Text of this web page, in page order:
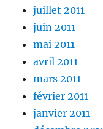
juillet 2011
juin 2011
mai 2011
avril 2011
mars 2011
février 2011
janvier 2011